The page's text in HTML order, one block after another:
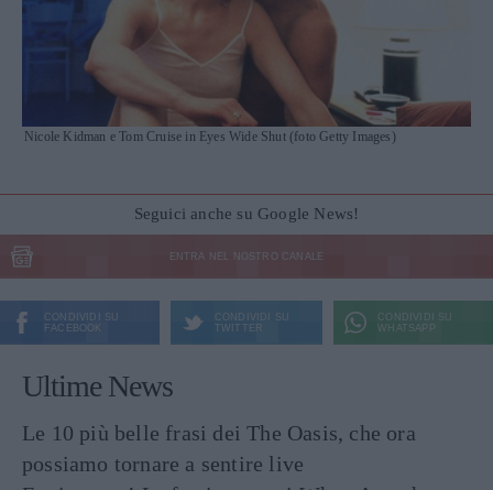
Nicole Kidman e Tom Cruise in Eyes Wide Shut (foto Getty Images)
Seguici anche su Google News!
ENTRA NEL NOSTRO CANALE
CONDIVIDI SU
FACEBOOK
CONDIVIDI SU
TWITTER
CONDIVIDI SU
WHATSAPP
Ultime News
Le 10 più belle frasi dei The Oasis, che ora
possiamo tornare a sentire live